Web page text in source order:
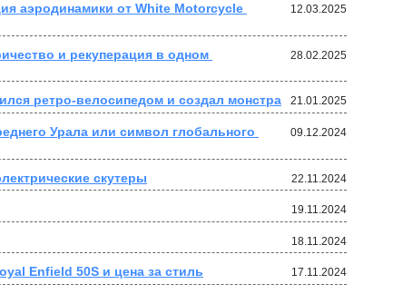
12.03.2025
аэродинамики от White Motorcycle
28.02.2025
и рекуперация в одном
21.01.2025
ретро-велосипедом и создал монстра
09.12.2024
Урала или символ глобального
22.11.2024
скутеры
19.11.2024
18.11.2024
17.11.2024
Enfield 50S и цена за стиль